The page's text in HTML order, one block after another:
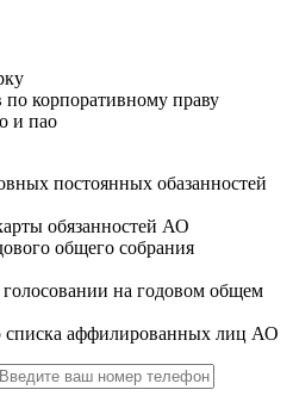
корпоративному праву
и пао
постоянных обазанностей
обязанностей АО
общего собрания
на годовом общем
списка аффилированных лиц АО